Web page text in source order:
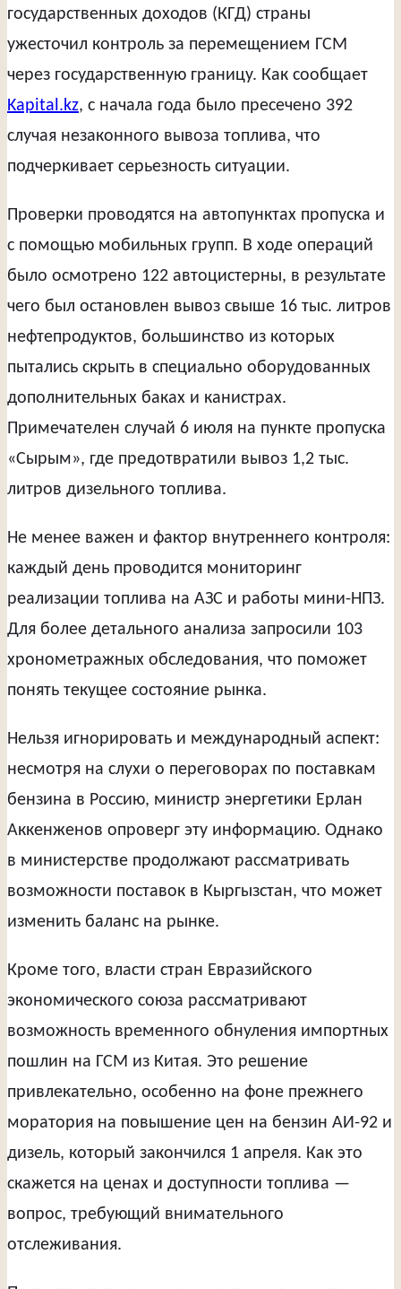
государственных доходов (КГД) страны
ужесточил контроль за перемещением ГСМ
через государственную границу. Как сообщает
Kapital.kz, с начала года было пресечено 392
случая незаконного вывоза топлива, что
подчеркивает серьезность ситуации.
Проверки проводятся на автопунктах пропуска и
с помощью мобильных групп. В ходе операций
было осмотрено 122 автоцистерны, в результате
чего был остановлен вывоз свыше 16 тыс. литров
нефтепродуктов, большинство из которых
пытались скрыть в специально оборудованных
дополнительных баках и канистрах.
Примечателен случай 6 июля на пункте пропуска
«Сырым», где предотвратили вывоз 1,2 тыс.
литров дизельного топлива.
Не менее важен и фактор внутреннего контроля:
каждый день проводится мониторинг
реализации топлива на АЗС и работы мини-НПЗ.
Для более детального анализа запросили 103
хронометражных обследования, что поможет
понять текущее состояние рынка.
Нельзя игнорировать и международный аспект:
несмотря на слухи о переговорах по поставкам
бензина в Россию, министр энергетики Ерлан
Аккенженов опроверг эту информацию. Однако
в министерстве продолжают рассматривать
возможности поставок в Кыргызстан, что может
изменить баланс на рынке.
Кроме того, власти стран Евразийского
экономического союза рассматривают
возможность временного обнуления импортных
пошлин на ГСМ из Китая. Это решение
привлекательно, особенно на фоне прежнего
моратория на повышение цен на бензин АИ-92 и
дизель, который закончился 1 апреля. Как это
скажется на ценах и доступности топлива —
вопрос, требующий внимательного
отслеживания.